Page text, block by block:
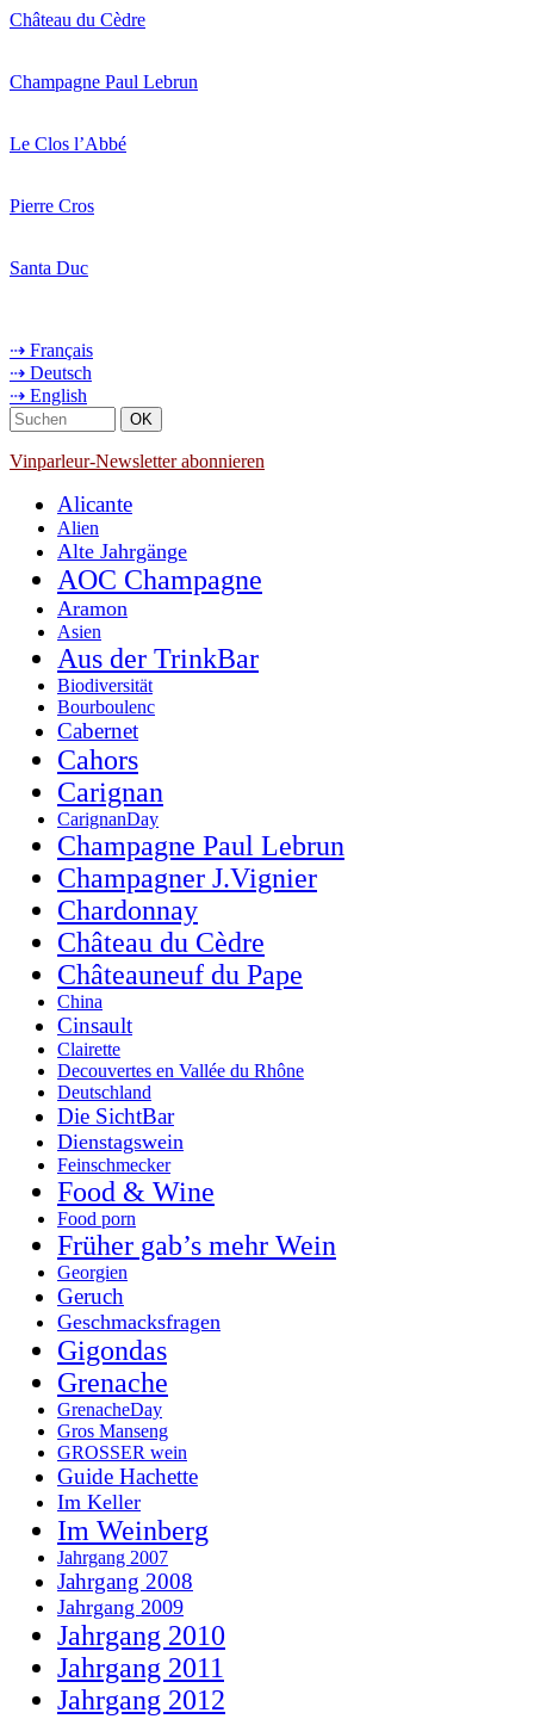
Château du Cèdre
Champagne Paul Lebrun
Le Clos l’Abbé
Pierre Cros
Santa Duc
⇢ Français
⇢ Deutsch
⇢ English
Vinparleur-Newsletter abonnieren
Alicante
Alien
Alte Jahrgänge
AOC Champagne
Aramon
Asien
Aus der TrinkBar
Biodiversität
Bourboulenc
Cabernet
Cahors
Carignan
CarignanDay
Champagne Paul Lebrun
Champagner J.Vignier
Chardonnay
Château du Cèdre
Châteauneuf du Pape
China
Cinsault
Clairette
Decouvertes en Vallée du Rhône
Deutschland
Die SichtBar
Dienstagswein
Feinschmecker
Food & Wine
Food porn
Früher gab’s mehr Wein
Georgien
Geruch
Geschmacksfragen
Gigondas
Grenache
GrenacheDay
Gros Manseng
GROSSER wein
Guide Hachette
Im Keller
Im Weinberg
Jahrgang 2007
Jahrgang 2008
Jahrgang 2009
Jahrgang 2010
Jahrgang 2011
Jahrgang 2012